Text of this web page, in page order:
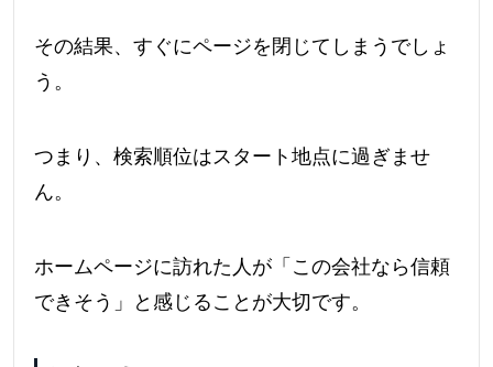
その結果、すぐにページを閉じてしまうでしょ
う。
つまり、検索順位はスタート地点に過ぎませ
ん。
ホームページに訪れた人が「この会社なら信頼
できそう」と感じることが大切です。